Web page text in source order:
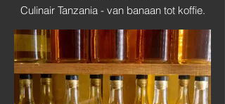
Culinair Tanzania - van banaan tot koffie.